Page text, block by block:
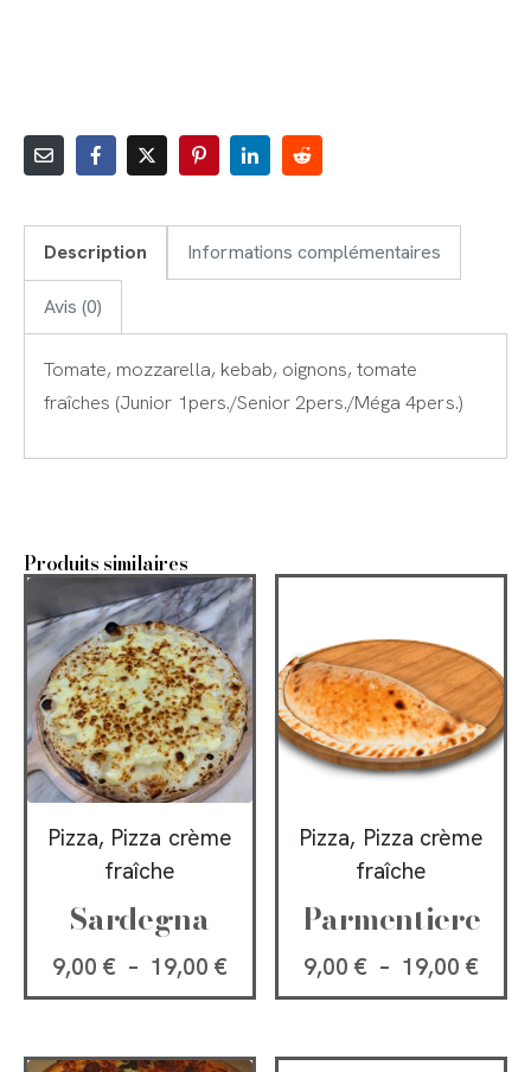
Description Informations complémentaires
Avis (0)
Tomate, mozzarella, kebab, oignons, tomate
fraîches (Junior 1pers./Senior 2pers./Méga 4pers.)
Produits similaires
Pizza, Pizza crème
fraîche
Sardegna
9,00 € – 19,00€
Pizza, Pizza crème
fraîche
Parmentiere
9,00 € – 19,00€